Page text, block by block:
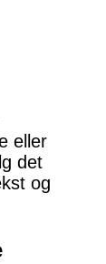
eller
det
og